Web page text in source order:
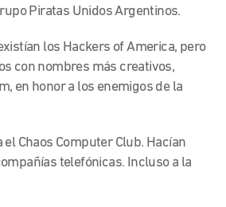
Piratas Unidos Argentinos.
los Hackers of America, pero
con nombres más creativos,
en honor a los enemigos de la
el Chaos Computer Club. Hacían
telefónicas. Incluso a la